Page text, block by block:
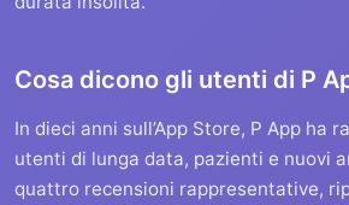
Cosa dicono gli utenti di P
In dieci anni sull’App Store, P App ha
utenti di lunga data, pazienti e nuovi
quattro recensioni rappresentative,